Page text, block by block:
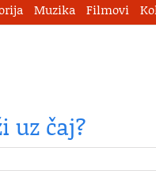
Muzika Filmovi
uz čaj?